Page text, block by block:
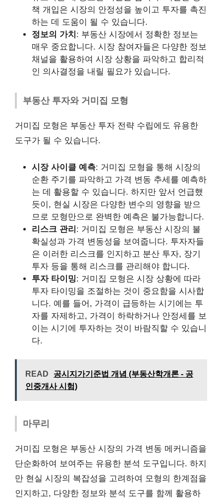
책 개입은 시장의 안정성을 높이고 투자를 촉진
하는 데 도움이 될 수 있습니다.
정보의 가치 : 부동산 시장에서 정확한 정보는
매우 중요합니다. 시장 참여자들은 다양한 정보
채널을 활용하여 시장 상황을 파악하고 합리적
인 의사결정을 내릴 필요가 있습니다.
부동산 투자와 거미집 모형
거미집 모형은 부동산 투자 전략 수립에도 유용한
도구가 될 수 있습니다.
시장 사이클 예측: 거미집 모형을 통해 시장의
순환 주기를 파악하고 가격 변동 추세를 예측하
는 데 활용할 수 있습니다. 하지만 앞서 언급했
듯이, 현실 시장은 다양한 변수의 영향을 받으
므로 모형만으로 완벽한 예측은 불가능합니다.
리스크 관리 : 거미집 모형은 부동산 시장의 불
확실성과 가격 변동성을 보여줍니다. 투자자들
은 이러한 리스크를 인지하고 분산 투자, 장기
투자 등을 통해 리스크를 관리해야 합니다.
투자 타이밍: 거미집 모형은 시장 상황에 따라
투자 타이밍을 조절하는 것이 중요함을 시사합
니다. 예를 들어, 가격이 급등하는 시기에는 투
자를 자제하고, 가격이 하락하거나 안정세를 보
이는 시기에 투자하는 것이 바람직할 수 있습니
다.
READ
공시지가기준법 개념 (부동산학개론 - 공
인중개사 시험)
마무리
거미집 모형은 부동산 시장의 가격 변동 메커니즘을
단순화하여 보여주는 유용한 분석 도구입니다. 하지
만 현실 시장의 복잡성을 고려하여 모형의 한계점을
인지하고, 다양한 정보와 분석 도구를 함께 활용하